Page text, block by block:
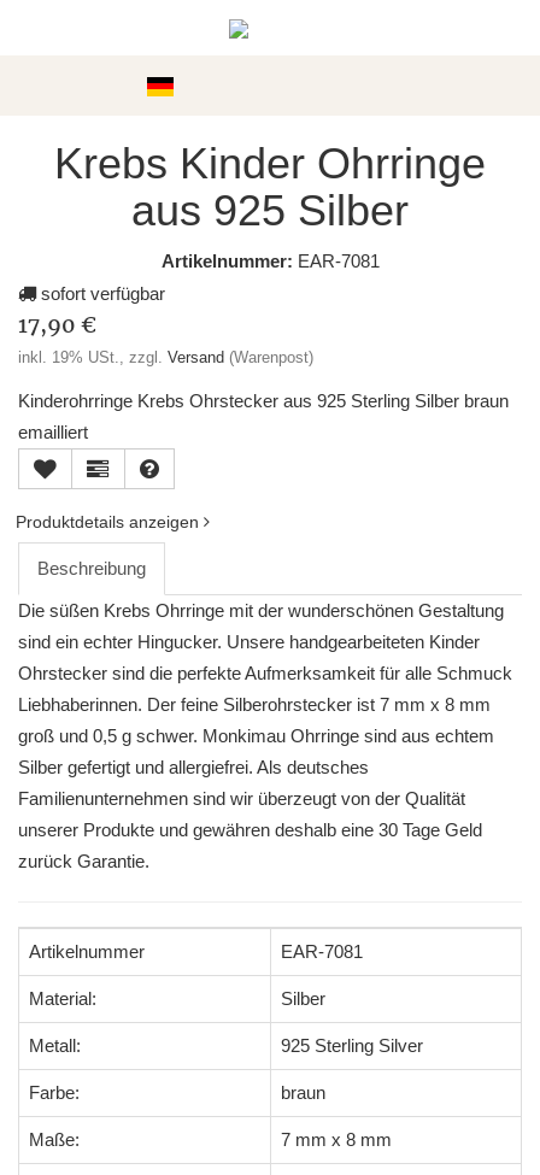
Krebs Kinder Ohrringe
aus 925 Silber
Artikelnummer: EAR-7081
sofort verfügbar
17,90 €
inkl. 19% USt., zzgl. Versand (Warenpost)
Kinderohrringe Krebs Ohrstecker aus 925 Sterling Silber braun
emailliert
Produktdetails anzeigen
Beschreibung
Die süßen Krebs Ohrringe mit der wunderschönen Gestaltung
sind ein echter Hingucker. Unsere handgearbeiteten Kinder
Ohrstecker sind die perfekte Aufmerksamkeit für alle Schmuck
Liebhaberinnen. Der feine Silberohrstecker ist 7 mm x 8 mm
groß und 0,5 g schwer. Monkimau Ohrringe sind aus echtem
Silber gefertigt und allergiefrei. Als deutsches
Familienunternehmen sind wir überzeugt von der Qualität
unserer Produkte und gewähren deshalb eine 30 Tage Geld
zurück Garantie.
Artikelnummer EAR-7081
Material: Silber
Metall: 925 Sterling Silver
Farbe: braun
Maße: 7 mm x 8 mm